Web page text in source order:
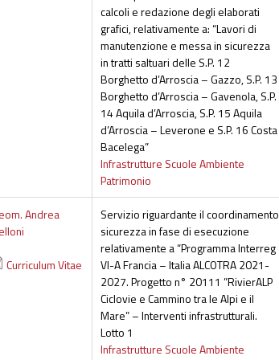
calcoli e redazione degli elaborati
grafici, relativamente a: “Lavori di
manutenzione e messa in sicurezza
in tratti saltuari delle S.P. 12
Borghetto d’Arroscia – Gazzo, S.P. 13
Borghetto d’Arroscia – Gavenola, S.P.
14 Aquila d’Arroscia, S.P. 15 Aquila
d’Arroscia – Leverone e S.P. 16 Costa
Bacelega”
Infrastrutture Scuole Ambiente
Patrimonio
Andrea
Curriculum Vitae
Servizio riguardante il coordinamento
sicurezza in fase di esecuzione
relativamente a “Programma Interreg
VI-A Francia – Italia ALCOTRA 2021-
2027. Progetto n° 20111 ”RivierALP
Ciclovie e Cammino tra le Alpi e il
Mare” – Interventi infrastrutturali.
Lotto 1
Infrastrutture Scuole Ambiente